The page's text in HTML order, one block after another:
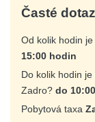
Časté
Od kolik hodin
15:00 hodin
Do kolik hodin
Zadro? do
Pobytová taxa